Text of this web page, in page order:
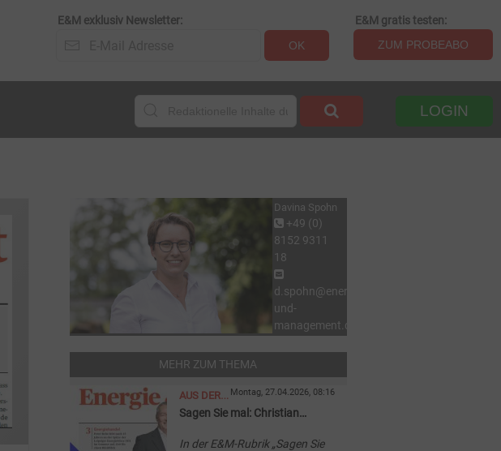
E&M exklusiv Newsletter:
OK
E&M gratis testen:
ZUM PROBEABO
LOGIN
Davina Spohn
+49 (0)
8152 9311
18
d.spohn@energie-
und-
management.de
MEHR ZUM THEMA
AUS DER
AKTUELLEN
Montag, 27.04.2026, 08:16
Sagen Sie mal: Christian
In der E&M-Rubrik „Sagen Sie